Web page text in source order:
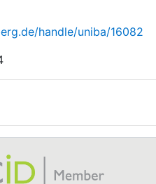
handle/uniba/16082